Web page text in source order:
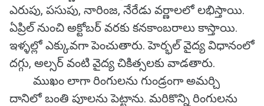
ఎరుపు, పసుపు, నారింజ, నేరేడు వర్ణాలలో లభిస్తాయి.
ఏప్రిల్ నుంచి అక్టోబర్ వరకు కనకాంబరాలు కాస్తాయి.
ఇళ్ళల్లో ఎక్కువగా పెంచుతారు. హెర్భల్ వైద్య విధానంలో
దగ్గు, అల్సర్ వంటి వైద్య చికిత్సలకు వాడతారు.
ముఖం లాగా రింగులను గుండ్రంగా అమర్చి
దానిలో బంతి పూలను పెట్టాను. మరికొన్ని రింగులను